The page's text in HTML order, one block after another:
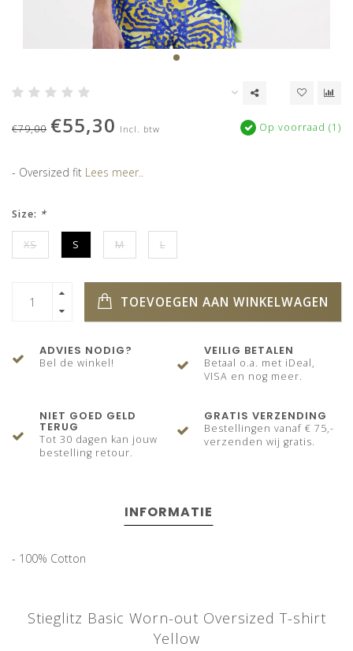
€79,00 €55,30 Incl. btw Op voorraad (1)
- Oversized fit Lees meer..
Size: *
XS S M L
TOEVOEGEN AAN WINKELWAGEN
ADVIES NODIG?
Bel de winkel!
VEILIG BETALEN
Betaal o.a. met iDeal,
VISA en nog meer.
NIET GOED GELD
TERUG
Tot 30 dagen kan jouw
bestelling retour.
GRATIS VERZENDING
Bestellingen vanaf € 75,-
verzenden wij gratis.
INFORMATIE
- 100% Cotton
Stieglitz Basic Worn-out Oversized T-shirt
Yellow